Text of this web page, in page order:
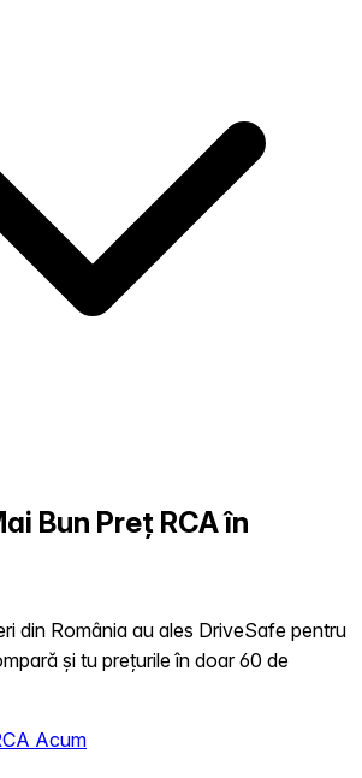
Bun Preț RCA în
din România au ales DriveSafe pentru
și tu prețurile în doar 60 de
Acum